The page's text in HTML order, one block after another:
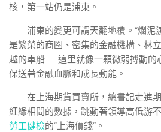
核，第一站仍是浦東。
浦東的變更可謂天翻地覆。“爛泥
是繁榮的商圈、密集的金融機構、林
越的車船……這里就像一顆微弱搏動的
保送著金融血脈和成長動能。
在上海期貨買賣所，總書記走進期
紅綠相間的數據，跳動著領導高低游
勞工健檢的“上海價錢”。